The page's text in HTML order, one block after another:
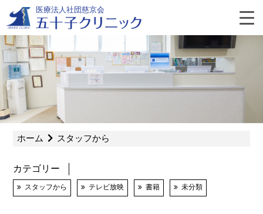
content
医療法人社団慈京会
ホーム スタッフから
カテゴリー
スタッフから テレビ放映 書籍 未分類